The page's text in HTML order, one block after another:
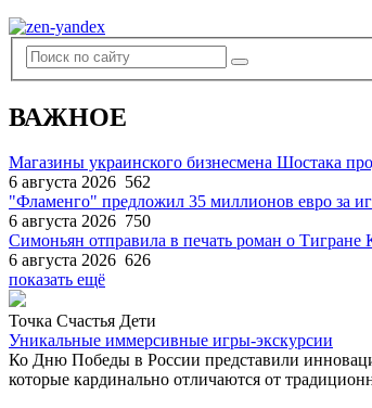
ВАЖНОЕ
Магазины украинского бизнесмена Шостака
6 августа 2026 562
"Фламенго" предложил 35 миллионов евро за
6 августа 2026 750
Симоньян отправила в печать роман о Тигране
6 августа 2026 626
показать ещё
Точка Счастья Дети
Уникальные иммерсивные игры-экскурсии
Ко Дню Победы в России представили
которые кардинально отличаются от